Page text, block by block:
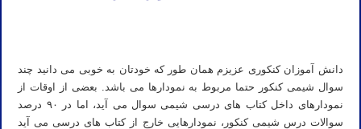
دانش آموزان کنکوری عزیزم همان طور که خودتان به خوبی می دانید چند
سوال شیمی کنکور حتما مربوط به نمودارها می باشد. بعضی از اوقات از
نمودارهای داخل کتاب های درسی شیمی سوال می آید، اما در ۹۰ درصد
سوالات درس شیمی کنکور، نمودارهایی خارج از کتاب های درسی می آید